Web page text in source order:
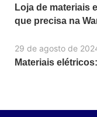
Loja de materiais
que precisa na
29 de agosto de
Materiais